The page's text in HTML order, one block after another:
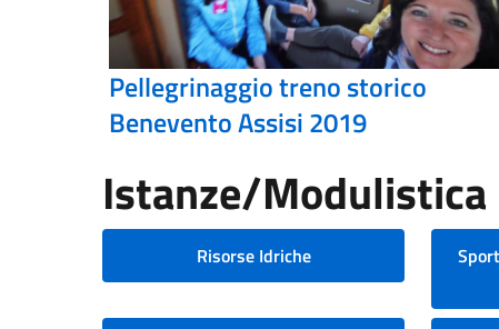
Pellegrinaggio treno storico
Benevento Assisi 2019
Istanze/Modulistica
Risorse Idriche